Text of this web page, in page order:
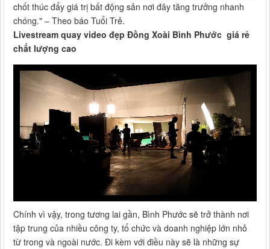
chốt thúc đẩy giá trị bất động sản nơi đây tăng trưởng nhanh
chóng." – Theo báo Tuổi Trẻ.
Livestream quay video đẹp Đồng Xoài Bình Phước giá rẻ
chất lượng cao
Chính vì vậy, trong tương lai gần, Bình Phước sẽ trở thành nơi
tập trung của nhiều công ty, tổ chức và doanh nghiệp lớn nhỏ
từ trong và ngoài nước. Đi kèm với điều này sẽ là những sự